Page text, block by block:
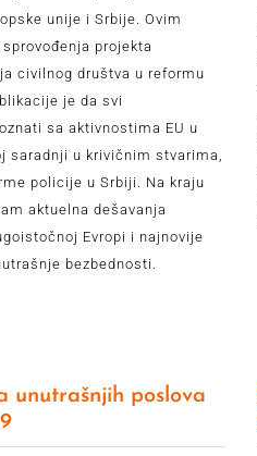
unije i Srbije. Ovim
projekta
civilnog društva u reformu
je da svi
sa aktivnostima EU u
saradnji u krivičnim stvarima,
policije u Srbiji. Na kraju
aktuelna dešavanja
Evropi i najnovije
bezbednosti.
unutrašnjih poslova